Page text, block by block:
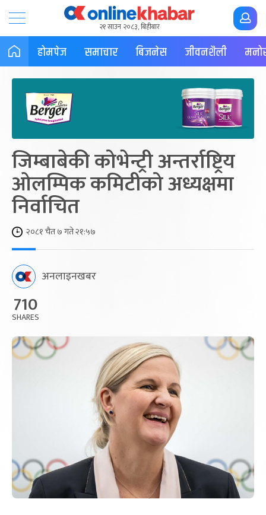
२१ साउन २०८३, बिहीबार
होमपेज समाचार बिजनेस जीवनशैली
जिम्बाबेकी कोभेन्ट्री अन्तर्राष्ट्रिय
ओलम्पिक कमिटीको अध्यक्षमा
निर्वाचित
२०८१ चैत ७ गते २१:५७
अनलाइनखबर
710
SHARES